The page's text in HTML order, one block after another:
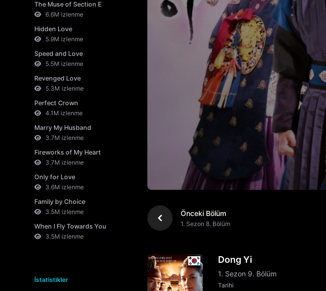
The Muse of Section E
6.6M izlenme
Hidden Love
5.9M izlenme
Speed and Love
5.5M izlenme
Revenged Love
5.3M izlenme
Perfect Crown
4.1M izlenme
Marry My Husband
3.7M izlenme
Fireworks of My Heart
3.7M izlenme
Only for Love
3.6M izlenme
Family by Choice
3.5M izlenme
When I Fly Towards You
3.5M izlenme
İstatistikler
Önceki Bölüm
1. Sezon 8. Bölüm
Dong Yi
1. Sezon 9. Bölüm
Tarihi